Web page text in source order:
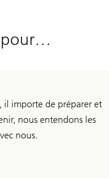
pour…
importe de préparer et
nous entendons les
nous.